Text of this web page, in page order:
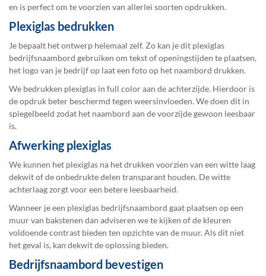
en is perfect om te voorzien van allerlei soorten opdrukken.
Plexiglas bedrukken
Je bepaalt het ontwerp helemaal zelf. Zo kan je dit plexiglas
bedrijfsnaambord gebruiken om tekst of openingstijden te plaatsen,
het logo van je bedrijf op laat een foto op het naambord drukken.
We bedrukken plexiglas in full color aan de achterzijde. Hierdoor is
de opdruk beter beschermd tegen weersinvloeden. We doen dit in
spiegelbeeld zodat het naambord aan de voorzijde gewoon leesbaar
is.
Afwerking plexiglas
We kunnen het plexiglas na het drukken voorzien van een witte laag
dekwit of de onbedrukte delen transparant houden. De witte
achterlaag zorgt voor een betere leesbaarheid.
Wanneer je een plexiglas bedrijfsnaambord gaat plaatsen op een
muur van bakstenen dan adviseren we te kijken of de kleuren
voldoende contrast bieden ten opzichte van de muur. Als dit niet
het geval is, kan dekwit de oplossing bieden.
Bedrijfsnaambord bevestigen